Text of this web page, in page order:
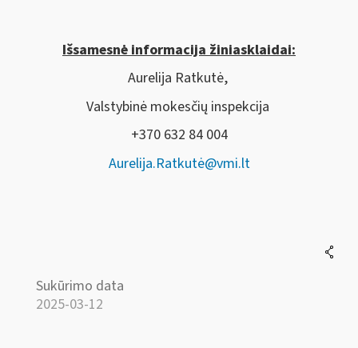
Išsamesnė informacija žiniasklaidai:
Aurelija Ratkutė,
Valstybinė mokesčių inspekcija
+370 632 84 004
Aurelija.Ratkutė@vmi.lt
Sukūrimo data
2025-03-12